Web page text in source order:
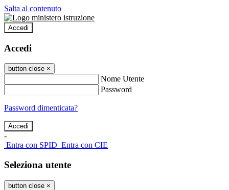
Salta al contenuto
Accedi
Accedi
button close ×
Nome Utente
Password
Password dimenticata?
-
Entra con SPID Entra con CIE
Seleziona utente
button close ×